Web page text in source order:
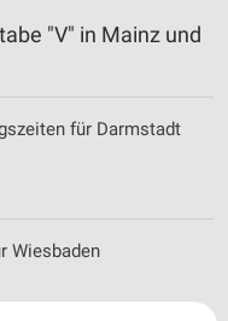
"V" in Mainz und
für Darmstadt
Wiesbaden